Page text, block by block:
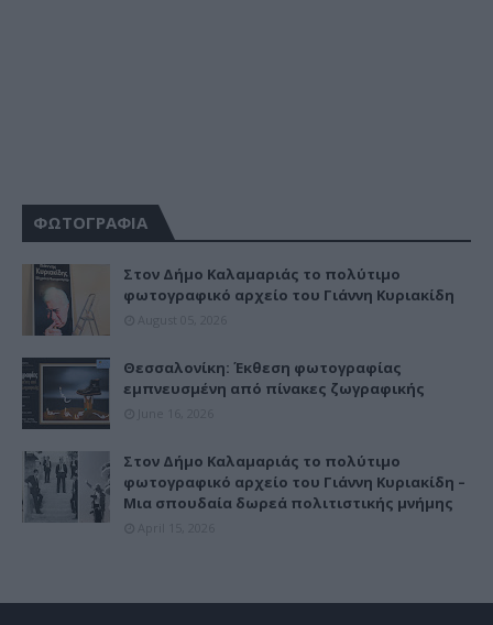
ΦΩΤΟΓΡΑΦΙΑ
Στον Δήμο Καλαμαριάς το πολύτιμο
φωτογραφικό αρχείο του Γιάννη Κυριακίδη
Θεσσαλονίκη: Έκθεση φωτογραφίας
εμπνευσμένη από πίνακες ζωγραφικής
Στον Δήμο Καλαμαριάς το πολύτιμο
φωτογραφικό αρχείο του Γιάννη Κυριακίδη –
Μια σπουδαία δωρεά πολιτιστικής μνήμης